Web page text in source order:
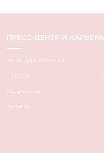
ПРЕСС-ЦЕНТР И КАРЬЕРА
Календарь событий
Новости
Медиа о нас
Карьера